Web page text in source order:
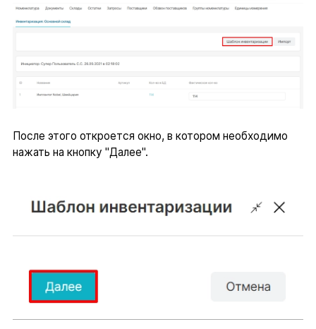
После этого откроется окно, в котором необходимо
нажать на кнопку "Далее".